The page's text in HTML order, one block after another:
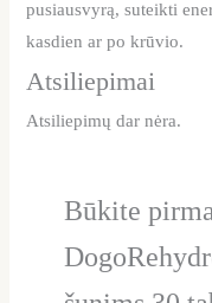
pusiausvyrą, suteikti
kasdien ar po krūvio.
Atsiliepimai
Atsiliepimų dar nėra.
Būkite